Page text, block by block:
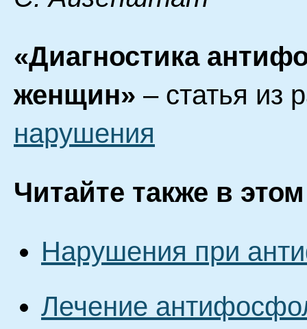
«Диагностика
женщин» – статья из
нарушения
Читайте также в
Нарушения при
Лечение